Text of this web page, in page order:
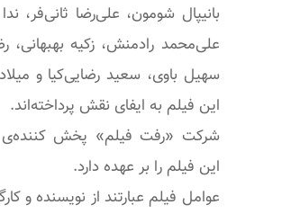
بانیپال شومون، علی‌رضا ثانی‌فر، ندا
علی‌محمد رادمنش، زکیه بهبهانی،
سهیل باوی، سعید رضایی‌کیا و
این فیلم به ایفای نقش پرداخته‌اند.
شرکت «رفت فیلم» پخش کننده‌ی
این فیلم را بر عهده دارد.
عوامل فیلم عبارتند از نویسنده و